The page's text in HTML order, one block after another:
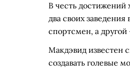
В честь достижений
два своих
спортсмен, а
Макдэвид известен
создавать голевые